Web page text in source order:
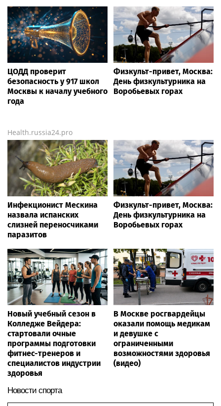
ЦОДД проверит
безопасность у 917 школ
Москвы к началу учебного
года
Физкульт-привет, Москва:
День физкультурника на
Воробьевых горах
Health.russia24.pro
Инфекционист Мескина
назвала испанских
слизней переносчиками
паразитов
Физкульт-привет, Москва:
День физкультурника на
Воробьевых горах
Новый учебный сезон в
Колледже Вейдера:
стартовали очные
программы подготовки
фитнес-тренеров и
специалистов индустрии
здоровья
В Москве росгвардейцы
оказали помощь медикам
и девушке с
ограниченными
возможностями здоровья
(видео)
Новости спорта